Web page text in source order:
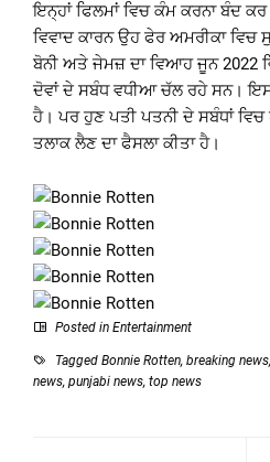
ਇਨ੍ਹਾਂ ਫਿਲਮਾਂ ਵਿਚ ਕੰਮ ਕਰਨਾ ਬੰਦ
ਵਿਵਾਦ ਕਾਰਨ ਉਹ ਫੇਰ ਅਮਰੀਕਾ
ਬੋਨੀ ਅਤੇ ਜੇਮਜ਼ ਦਾ ਵਿਆਹ ਜੂਨ
ਦੋਵਾਂ ਦੇ ਸਬੰਧ ਵਧੀਆ ਚੱਲ ਰਹੇ ਸਨ।
ਹੈ। ਪਰ ਹੁਣ ਪਤੀ ਪਤਨੀ ਦੇ ਸਬੰਧਾਂ
ਤਲਾਕ ਲੈਣ ਦਾ ਫੈਸਲਾ ਕੀਤਾ ਹੈ।
Posted in Entertainment
Tagged Bonnie Rotten, breaking news,
news, punjabi news, top news